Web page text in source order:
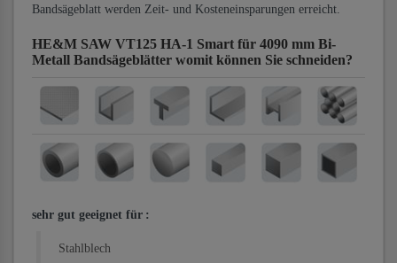
Bandsägeblatt werden Zeit- und Kosteneinsparungen erreicht.
HE&M SAW VT125 HA-1 Smart für 4090 mm Bi-
Metall Bandsägeblätter womit können Sie schneiden?
sehr gut geeignet für :
Stahlblech